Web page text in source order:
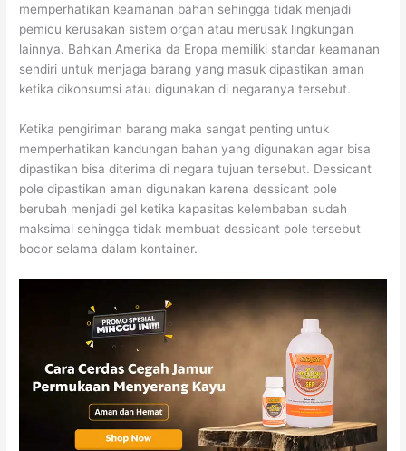
memperhatikan keamanan bahan sehingga tidak menjadi
pemicu kerusakan sistem organ atau merusak lingkungan
lainnya. Bahkan Amerika da Eropa memiliki standar keamanan
sendiri untuk menjaga barang yang masuk dipastikan aman
ketika dikonsumsi atau digunakan di negaranya tersebut.
Ketika pengiriman barang maka sangat penting untuk
memperhatikan kandungan bahan yang digunakan agar bisa
dipastikan bisa diterima di negara tujuan tersebut. Dessicant
pole dipastikan aman digunakan karena dessicant pole
berubah menjadi gel ketika kapasitas kelembaban sudah
maksimal sehingga tidak membuat dessicant pole tersebut
bocor selama dalam kontainer.